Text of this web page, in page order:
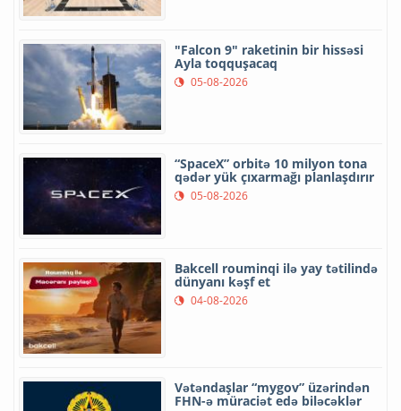
"Falcon 9" raketinin bir hissəsi
Ayla toqquşacaq
05-08-2026
“SpaceX” orbitə 10 milyon tona
qədər yük çıxarmağı planlaşdırır
05-08-2026
Bakcell rouminqi ilə yay tətilində
dünyanı kəşf et
04-08-2026
Vətəndaşlar “mygov” üzərindən
FHN-ə müraciət edə biləcəklər